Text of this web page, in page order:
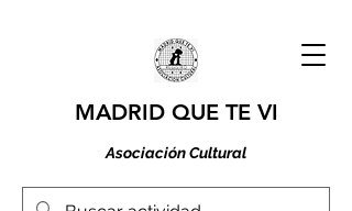
MADRID QUE TE VI
Asociación Cultural